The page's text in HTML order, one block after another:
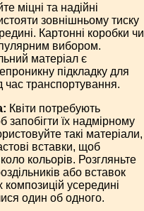
міцні та надійні
зовнішньому тиску
Картонні коробки чи
вибором.
матеріал є
підкладку для
час транспортування.
Квіти потребують
запобігти їх надмірному
такі матеріали,
вставки, щоб
кольорів. Розгляньте
або вставок
композицій усередині
один об одного.